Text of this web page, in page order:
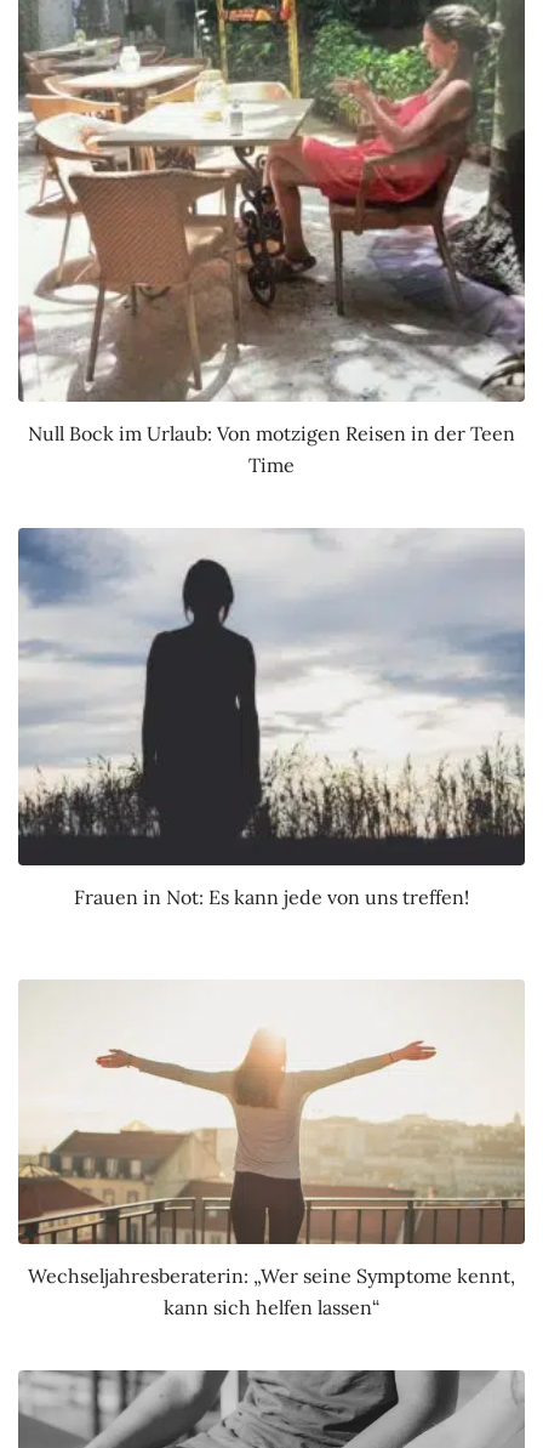
Null Bock im Urlaub: Von motzigen Reisen in der Teen
Time
Frauen in Not: Es kann jede von uns treffen!
Wechseljahresberaterin: „Wer seine Symptome kennt,
kann sich helfen lassen“